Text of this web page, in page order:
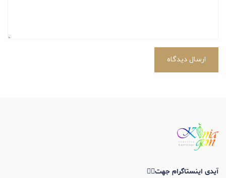
ارسال دیدگاه
آیدی اینستاگرام جهت👇🏼